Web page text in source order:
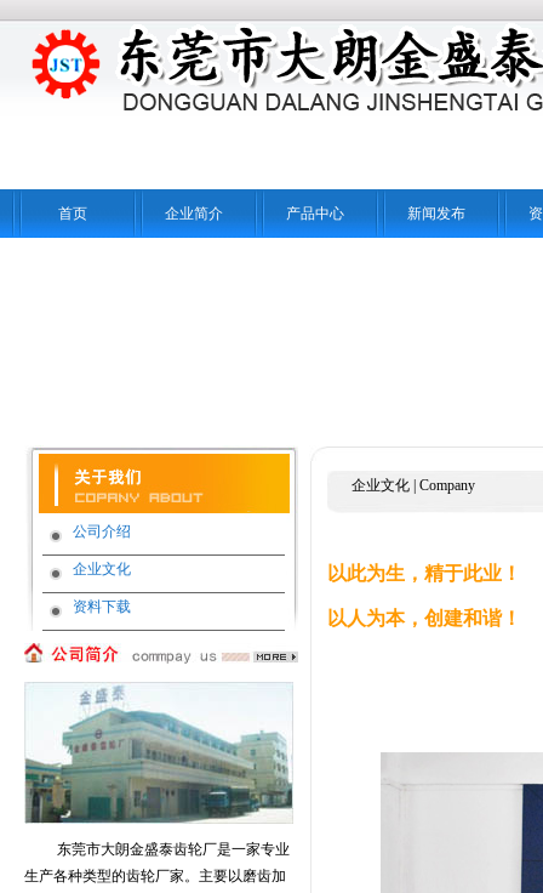
首页 企业简介 产品中心 新闻发布
公司介绍
企业文化
资料下载
东莞市大朗金盛泰齿轮厂是一家专业
生产各种类型的齿轮厂家。主要以磨齿加
企业文化 Company
以此为生，精于此业！
以人为本，创建和谐！